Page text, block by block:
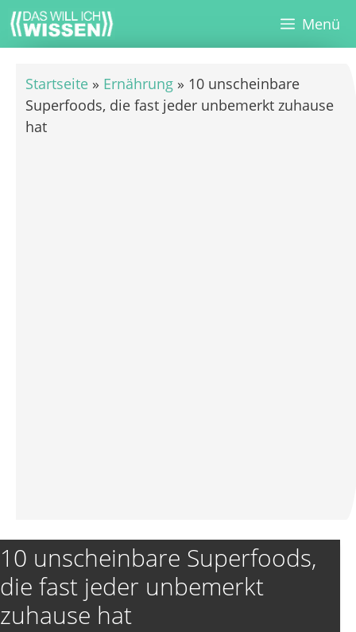
Zum
Inhalt
springen
Menü
Startseite » Ernährung » 10 unscheinbare
Superfoods, die fast jeder unbemerkt zuhause
hat
10 unscheinbare Superfoods,
die fast jeder unbemerkt
zuhause hat